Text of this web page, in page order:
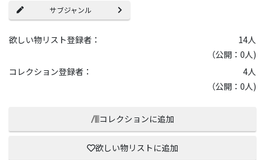
サブジャンル
欲しい物リスト登録者： 14人
（公開：0人)
コレクション登録者：
4人
（公開：0人)
コレクションに追加
欲しい物リストに追加